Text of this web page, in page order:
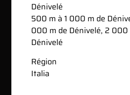
Dénivelé
500 m à 1 000 m de
000 m de Dénivelé, 2
Dénivelé
Région
Italia